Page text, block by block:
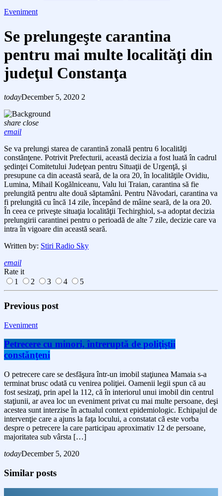
Eveniment
Se prelungeşte carantina
pentru mai multe localităţi din
judeţul Constanţa
todayDecember 5, 2020 2
share close
email
Se va prelungi starea de carantină zonală pentru 6 localităţi
constănţene. Potrivit Prefecturii, această decizia a fost luată în cadrul
şedinţei Comitetului Judeţean pentru Situaţii de Urgenţă, şi
presupune ca din această seară, de la ora 20, în localităţile Ovidiu,
Lumina, Mihail Kogălniceanu, Valu lui Traian, carantina să fie
prelungită pentru alte două săptamâni. Pentru Năvodari, carantina va
fi prelungită cu încă 14 zile, începând de mâine seară, de la ora 20.
În ceea ce priveşte situaţia localităţii Techirghiol, s-a adoptat decizia
prelungirii carantinei pentru o perioadă de alte 7 zile, decizie care va
intra în vigoare din această seară.
Written by: Stiri Radio Sky
email
Rate it
1
2 3 4 5
Previous post
Eveniment
Petrecere cu minori, întreruptă de poliţiştii
constănţeni
O petrecere care se desfăşura într-un imobil staţiunea Mamaia s-a
terminat brusc odată cu venirea poliţiei. Oamenii legii spun că au
fost sesizaţi, prin apel la 112, că în interiorul unui imobil din centrul
staţiunii, ar avea loc un eveniment privat cu mai multe persoane, deşi
acestea sunt interzise în actualul context epidemiologic. Echipajul de
intervenţie care a ajuns la faţa locului, a constatat că este vorba
despre o petrecere la care participau aproximativ 12 de persoane,
majoritatea sub vârsta […]
todayDecember 5, 2020
Similar posts